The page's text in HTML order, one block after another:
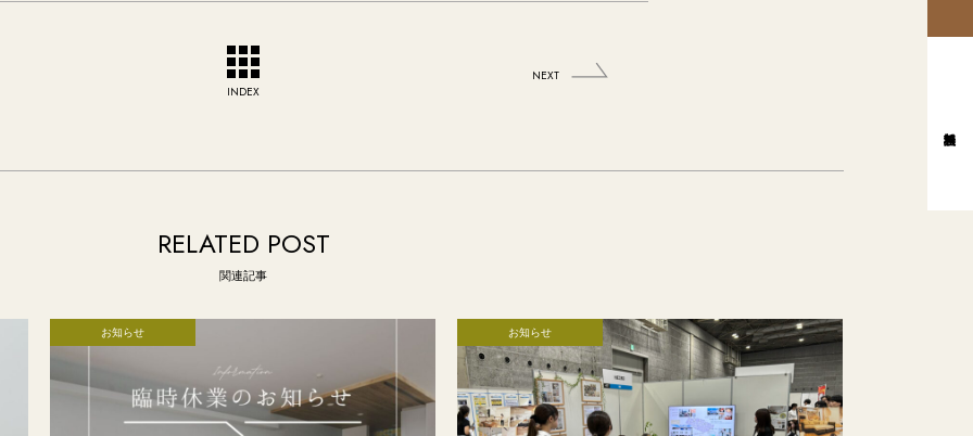
INDEX
NEXT
RELATED POST
関連記事
お知らせ お知らせ